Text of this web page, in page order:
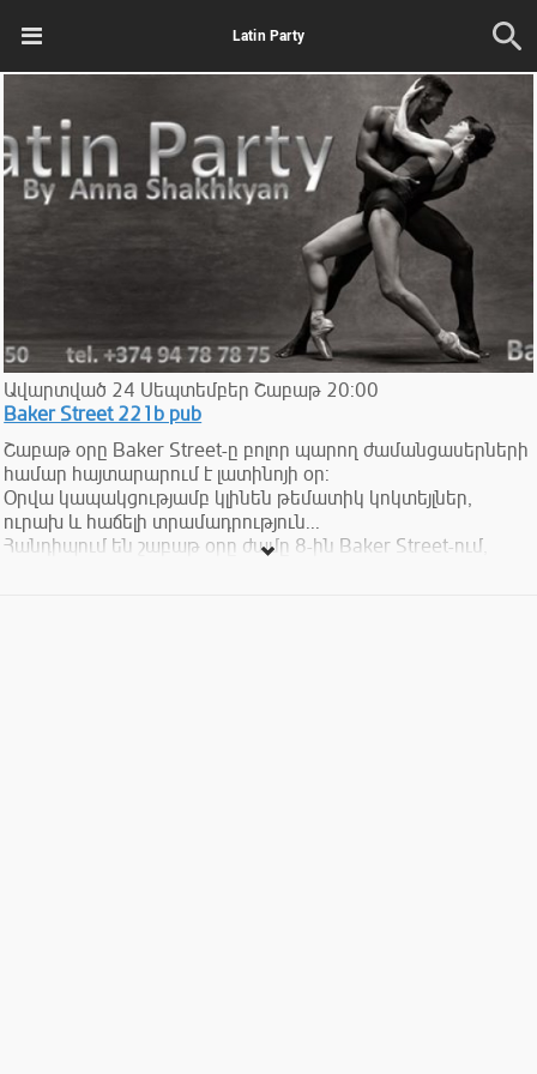
Latin Party
Ավարտված 24 Սեպտեմբեր Շաբաթ 20:00
Baker Street 221b pub
Շաբաթ օրը Baker Street-ը բոլոր պարող ժամանցասերների
համար հայտարարում է լատինոյի օր:
Օրվա կապակցությամբ կլինեն թեմատիկ կոկտեյլներ,
ուրախ և հաճելի տրամադրություն...
Հանդիպում են շաբաթ օրը ժամը 8-ին Baker Street-ում,